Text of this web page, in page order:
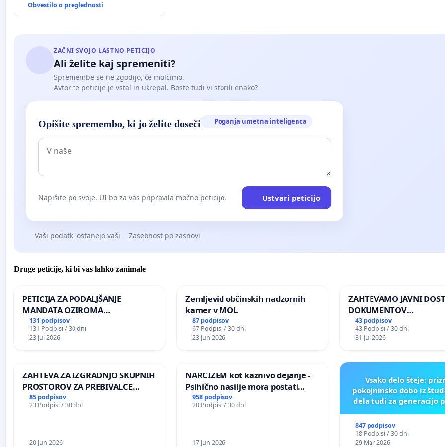
Obvestilo o preglednosti
ZAČNI SVOJO LASTNO PETICIJO
Ali želite kaj spremeniti?
Spremembe se ne zgodijo, če molčimo.
Avtor te peticije je vstal in ukrepal. Boste tudi vi storili enako?
Opišite spremembo, ki jo želite doseči Poganja umetna inteligenca
Napišite po svoje. UI bo za vas pripravila močno peticijo. Ustvari peticijo
Vaši podatki ostanejo vaši Zasebnost po zasnovi
Druge peticije, ki bi vas lahko zanimale
PETICIJA ZA PODALJŠANJE
MANDATA OZIROMA
ČIMPREJŠNJO PONOVNO
NAPOTITEV GOSPODA BERNARDA
ŠRAJNERJA NA VELEPOSLANIŠTVO
131 podpisov
131 Podpisi / 30 dni
23 Jul 2026
Zemljevid občinskih nadzornih
kamer v MOL
87 podpisov
67 Podpisi / 30 dni
23 Jun 2026
ZAHTEVAMO JAVNI
DOKUMENTOV
PARLAMENTARNIH
PREISKOVALNIH KOMISIJ
ILEGALNI TRGOVINI Z
43 podpisov
43 Podpisi / 30 dni
31 Jul 2026
ZAHTEVA ZA IZGRADNJO SKUPNIH
PROSTOROV ZA PREBIVALCE
KRAJEVNE SKUPNOSTI
PRESTRANEK
85 podpisov
23 Podpisi / 30 dni
20 Jun 2026
NARCIZEM kot kaznivo dejanje -
Psihično nasilje mora postati
enako prepoznano kot fizično
nasilje
958 podpisov
20 Podpisi / 30 dni
17 Jun 2026
Vsako delo šteje:
pokojninsko dobo iz
dela tudi za generacijo
847 podpisov
18 Podpisi / 30 dni
29 Mar 2026